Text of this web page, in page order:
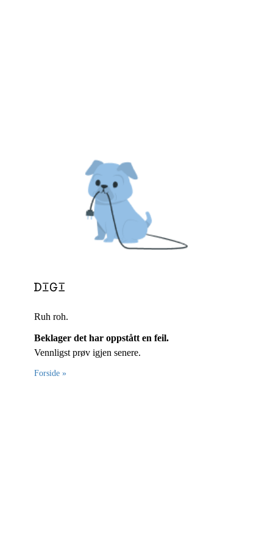
Ruh roh.
Beklager det har oppstått en feil.
Vennligst prøv igjen senere.
Forside »